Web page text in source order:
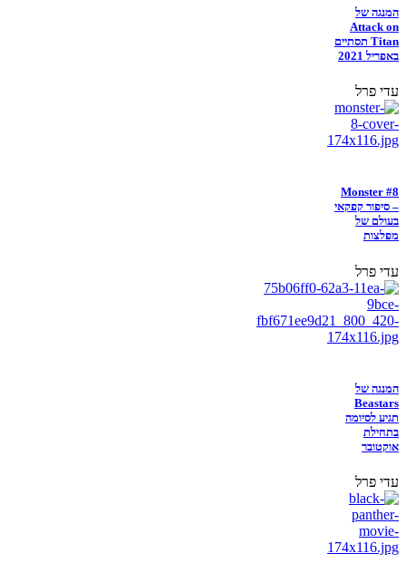
המנגה של
Attack on
Titan תסתיים
באפריל 2021
עדי פרל
Monster #8
– סיפור קפקאי
בעולם של
מפלצות
עדי פרל
המנגה של
Beastars
תגיע לסיומה
בתחילת
אוקטובר
עדי פרל